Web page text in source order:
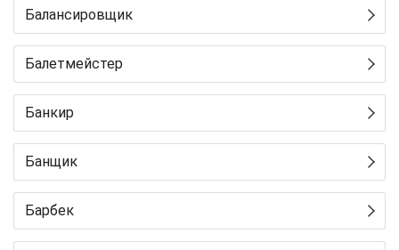
Балансировщик
Балетмейстер
Банкир
Банщик
Барбек